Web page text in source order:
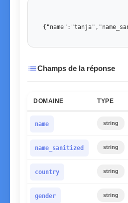
listChamps de la réponse
DOMAINE TYPE
name string
name_sanitized string
country string
gender string